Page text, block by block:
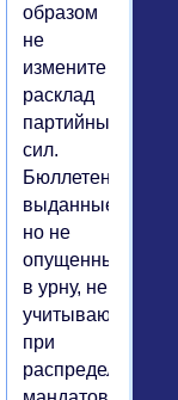
образом
не
измените
расклад
партийных
сил.
Бюллетени,
выданные,
но не
опущенные
в урну, не
учитываются
при
распределении